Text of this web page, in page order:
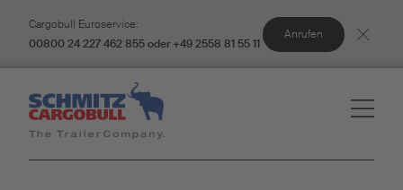
Cargobull Euroservice:
00800 24 227 462 855 oder +49 2558 81 55 11
Anrufen